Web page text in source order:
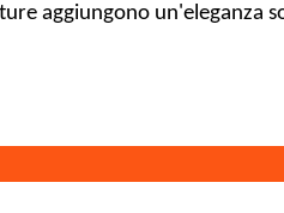
aggiungono un'eleganza